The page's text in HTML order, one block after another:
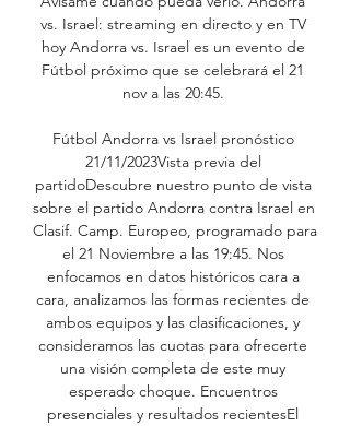
vs. Israel: streaming en directo y en TV
hoy Andorra vs. Israel es un evento de
Fútbol próximo que se celebrará el 21
nov a las 20:45.
Fútbol Andorra vs Israel pronóstico
21/11/2023Vista previa del
partidoDescubre nuestro punto de vista
sobre el partido Andorra contra Israel en
Clasif. Camp. Europeo, programado para
el 21 Noviembre a las 19:45. Nos
enfocamos en datos históricos cara a
cara, analizamos las formas recientes de
ambos equipos y las clasificaciones, y
consideramos las cuotas para ofrecerte
una visión completa de este muy
esperado choque. Encuentros
presenciales y resultados recientesEl